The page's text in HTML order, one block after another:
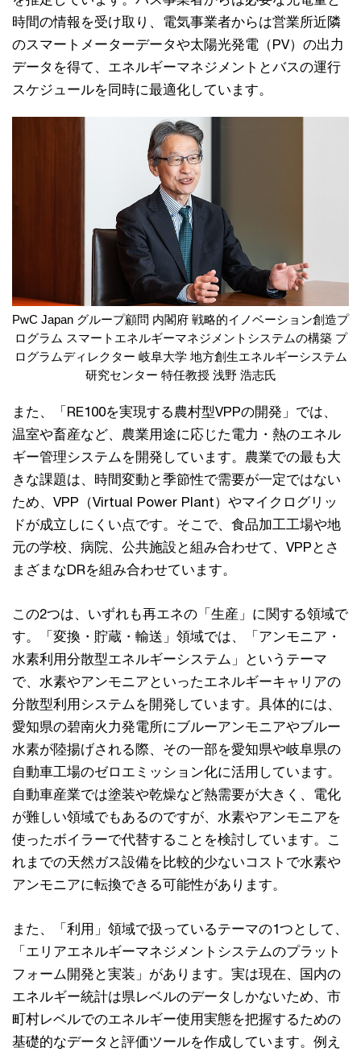
時間の情報を受け取り、電気事業者からは営業所近隣
のスマートメーターデータや太陽光発電（PV）の出力
データを得て、エネルギーマネジメントとバスの運行
スケジュールを同時に最適化しています。
PwC Japan グループ顧問 内閣府 戦略的イノベーション創造プ
ログラム スマートエネルギーマネジメントシステムの構築 プ
ログラムディレクター 岐阜大学 地方創生エネルギーシステム
研究センター 特任教授 浅野 浩志氏
また、「RE100を実現する農村型VPPの開発」では、
温室や畜産など、農業用途に応じた電力・熱のエネル
ギー管理システムを開発しています。農業での最も大
きな課題は、時間変動と季節性で需要が一定ではない
ため、VPP（Virtual Power Plant）やマイクログリッ
ドが成立しにくい点です。そこで、食品加工工場や地
元の学校、病院、公共施設と組み合わせて、VPPとさ
まざまなDRを組み合わせています。
この2つは、いずれも再エネの「生産」に関する領域で
す。「変換・貯蔵・輸送」領域では、「アンモニア・
水素利用分散型エネルギーシステム」というテーマ
で、水素やアンモニアといったエネルギーキャリアの
分散型利用システムを開発しています。具体的には、
愛知県の碧南火力発電所にブルーアンモニアやブルー
水素が陸揚げされる際、その一部を愛知県や岐阜県の
自動車工場のゼロエミッション化に活用しています。
自動車産業では塗装や乾燥など熱需要が大きく、電化
が難しい領域でもあるのですが、水素やアンモニアを
使ったボイラーで代替することを検討しています。こ
れまでの天然ガス設備を比較的少ないコストで水素や
アンモニアに転換できる可能性があります。
また、「利用」領域で扱っているテーマの1つとして、
「エリアエネルギーマネジメントシステムのプラット
フォーム開発と実装」があります。実は現在、国内の
エネルギー統計は県レベルのデータしかないため、市
町村レベルでのエネルギー使用実態を把握するための
基礎的なデータと評価ツールを作成しています。例え